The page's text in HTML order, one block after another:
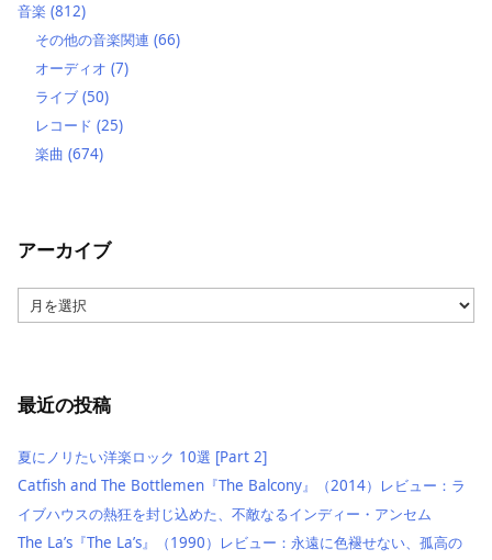
音楽 (812)
その他の音楽関連 (66)
オーディオ (7)
ライブ (50)
レコード (25)
楽曲 (674)
アーカイブ
ー
最近の投稿
夏にノリたい洋楽ロック 10選 [Part 2]
Catfish and The Bottlemen『The Balcony』（2014）レビュー：ラ
イブハウスの熱狂を封じ込めた、不敵なるインディー・アンセム
The La’s『The La’s』（1990）レビュー：永遠に色褪せない、孤高の